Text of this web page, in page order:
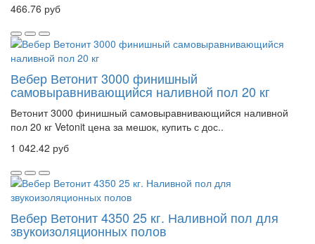
466.76 руб
Вебер Ветонит 3000 финишный
самовыравнивающийся наливной пол 20 кг
Ветонит 3000 финишный самовыравнивающийся наливной
пол 20 кг Vetonit цена за мешок, купить с дос..
1 042.42 руб
Вебер Ветонит 4350 25 кг. Наливной пол для
звукоизоляционных полов